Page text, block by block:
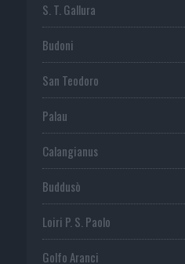
S. T. Gallura
Budoni
San Teodoro
Palau
Calangianus
Buddusò
Loiri P. S. Paolo
Golfo Aranci